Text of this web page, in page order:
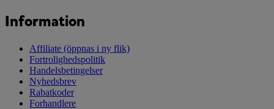
Information
Affiliate (öppnas i ny flik)
Fortrolighedspolitik
Handelsbetingelser
Nyhedsbrev
Rabatkoder
Forhandlere